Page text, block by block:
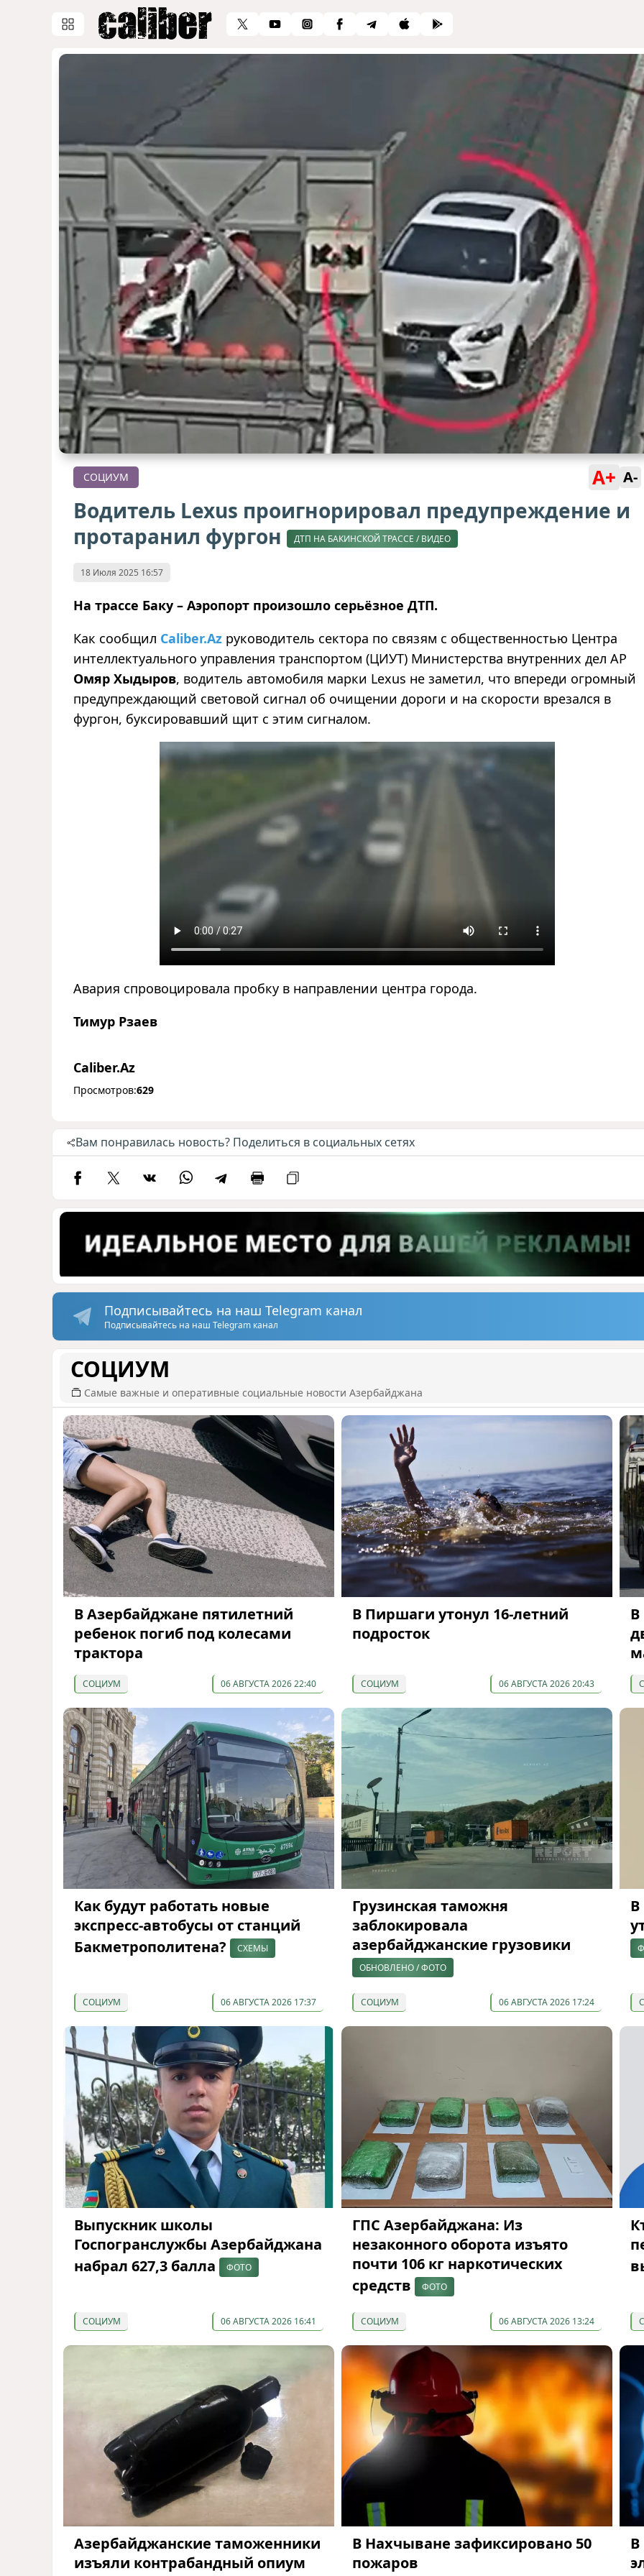
СОЦИУМ A+ A-
Водитель Lexus проигнорировал предупреждение и
протаранил фургон
ДТП НА БАКИНСКОЙ ТРАССЕ / ВИДЕО
18 Июля 2025 16:57
На трассе Баку – Аэропорт произошло серьёзное ДТП.
Как сообщил Caliber.Az руководитель сектора по связям с общественностью Центра
интеллектуального управления транспортом (ЦИУТ) Министерства внутренних дел АР
Омяр Хыдыров, водитель автомобиля марки Lexus не заметил, что впереди огромный
предупреждающий световой сигнал об очищении дороги и на скорости врезался в
фургон, буксировавший щит с этим сигналом.
Авария спровоцировала пробку в направлении центра города.
Тимур Рзаев
Caliber.Az
Просмотров:629
Вам понравилась новость? Поделиться в социальных сетях
Подписывайтесь на наш Telegram канал
Подписывайтесь на наш Telegram канал
СОЦИУМ
Самые важные и оперативные социальные новости Азербайджана
В Азербайджане пятилетний
ребенок погиб под колесами
трактора
СОЦИУМ 06 АВГУСТА 2026 22:40
В Пиршаги утонул 16-летний
подросток
СОЦИУМ 06 АВГУСТА 2026 20:43
В
Как будут работать новые
экспресс-автобусы от станций
Бакметрополитена?
СХЕМЫ
СОЦИУМ 06 АВГУСТА 2026 17:37
Грузинская таможня
заблокировала
азербайджанские грузовики
ОБНОВЛЕНО / ФОТО
СОЦИУМ 06 АВГУСТА 2026 17:24
В
Выпускник школы
Госпогранслужбы Азербайджана
набрал 627,3 балла
ФОТО
СОЦИУМ 06 АВГУСТА 2026 16:41
ГПС Азербайджана: Из
незаконного оборота изъято
почти 106 кг наркотических
средств
ФОТО
СОЦИУМ 06 АВГУСТА 2026 13:24
Азербайджанские таможенники
изъяли контрабандный опиум
В Нахчыване зафиксировано 50
пожаров
В